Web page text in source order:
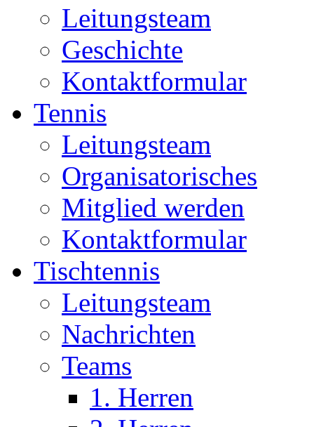
Leitungsteam
Geschichte
Kontaktformular
Tennis
Leitungsteam
Organisatorisches
Mitglied werden
Kontaktformular
Tischtennis
Leitungsteam
Nachrichten
Teams
1. Herren